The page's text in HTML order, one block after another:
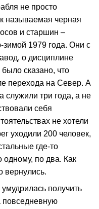
не просто
называемая черная
и старшин –
1979 года. Они с
о дисциплине
сказано, что
перехода на Север. А
служили три года, а не
себя
не хотели
уходили 200 человек,
где-то
одному, по два. Как
вернулись.
получить
повседневную